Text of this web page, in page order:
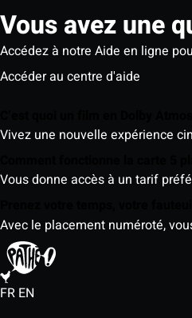
Vous avez une
Accédez à notre Aide en ligne
Accéder au centre d'aide
Vivez une nouvelle expérience
Vous donne accès à un tarif
Avec le placement numéroté,
FR EN